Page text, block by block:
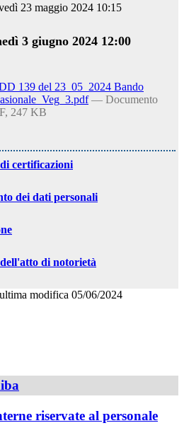
23 maggio 2024 10:15
3 giugno 2024 12:00
139 del 23_05_2024 Bando
— Documento
247 KB
certificazioni
dei dati personali
di notorietà
ultima modifica 05/06/2024
riservate al personale